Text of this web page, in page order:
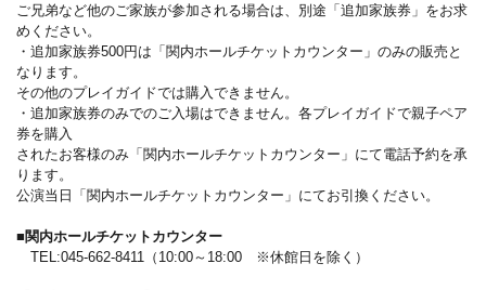
ご兄弟など他のご家族が参加される場合は、別途「追加家族券」をお求
めください。
・追加家族券500円は「関内ホールチケットカウンター」のみの販売と
なります。
その他のプレイガイドでは購入できません。
・追加家族券のみでのご入場はできません。各プレイガイドで親子ペア
券を購入
されたお客様のみ「関内ホールチケットカウンター」にて電話予約を承
ります。
公演当日「関内ホールチケットカウンター」にてお引換ください。
■関内ホールチケットカウンター
TEL:045-662-8411（10:00～18:00 ※休館日を除く）